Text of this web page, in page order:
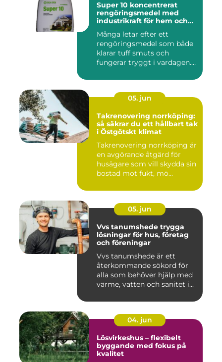
Super 10 koncentrerat
rengöringsmedel med
industrikraft för hem och
Många letar efter ett
rengöringsmedel som både
klarar tuff smuts och
fungerar tryggt i vardagen.
05. jun
Takrenovering norrköping:
så säkrar du ett hållbart tak
i Östgötskt klimat
Takrenovering norrköping är
en avgörande åtgärd för
husägare som vill skydda sin
bostad mot fukt, mö...
05. jun
Vvs tanumshede trygga
lösningar för hus, företag
och föreningar
Vvs tanumshede är ett
återkommande sökord för
alla som behöver hjälp med
värme, vatten och sanitet i...
04. jun
Lösvirkeshus – flexibelt
byggande med fokus på
kvalitet